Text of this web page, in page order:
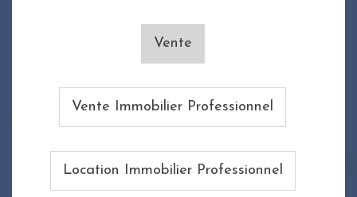
Vente
Vente Immobilier Professionnel
Location Immobilier Professionnel